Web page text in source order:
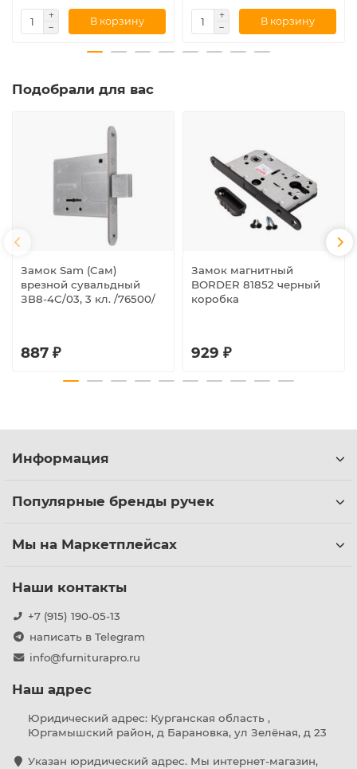
В корзину В корзину
Подобрали для вас
Замок Sam (Сам)
врезной сувальдный
ЗВ8-4С/03, 3 кл. /76500/
887 ₽
Замок магнитный
BORDER 81852 черный
коробка
929 ₽
Информация
Популярные бренды ручек
Мы на Маркетплейсах
Наши контакты
+7 (915) 190-05-13
написать в Telegram
info@furniturapro.ru
Наш адрес
Юридический адрес: Курганская область ,
Юргамышский район, д Барановка, ул Зелёная, д 23
Указан юридический адрес. Мы интернет-магазин,